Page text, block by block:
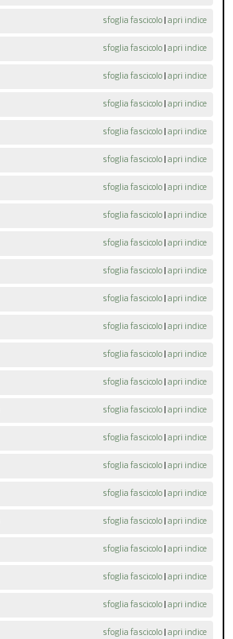
sfoglia fascicolo apri indice
sfoglia fascicolo apri indice
sfoglia fascicolo apri indice
sfoglia fascicolo apri indice
sfoglia fascicolo apri indice
sfoglia fascicolo apri indice
sfoglia fascicolo apri indice
sfoglia fascicolo apri indice
sfoglia fascicolo apri indice
sfoglia fascicolo apri indice
sfoglia fascicolo apri indice
sfoglia fascicolo apri indice
sfoglia fascicolo apri indice
sfoglia fascicolo apri indice
sfoglia fascicolo apri indice
sfoglia fascicolo apri indice
sfoglia fascicolo apri indice
sfoglia fascicolo apri indice
sfoglia fascicolo apri indice
sfoglia fascicolo apri indice
sfoglia fascicolo apri indice
sfoglia fascicolo apri indice
sfoglia fascicolo apri indice